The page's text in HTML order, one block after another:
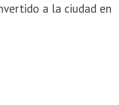
a la ciudad en